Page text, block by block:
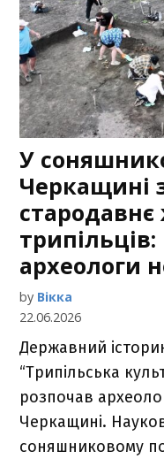
У
Черкащині
археологи
by Вікка
22.06.2026
Державний
“Трипільська
розпочав
Черкащині.
соняшниковому